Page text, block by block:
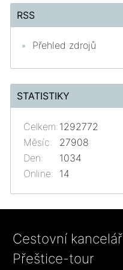
RSS
Přehled zdrojů
STATISTIKY
Online: 14
Celkem: 1292772
Měsíc:
27908
Den:
1034
Cestovní kancelář
Přeštice-tour